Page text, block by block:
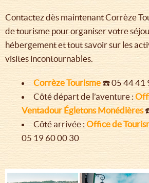
Contactez dès maintenant Corrèze
de tourisme pour organiser votre
hébergement et tout savoir sur les
visites incontournables.
Corrèze Tourisme ☎️ 05 44 41
Côté départ de l’aventure :
Ventadour Égletons Monédières
Côté arrivée :Office de
05 19 60 00 30